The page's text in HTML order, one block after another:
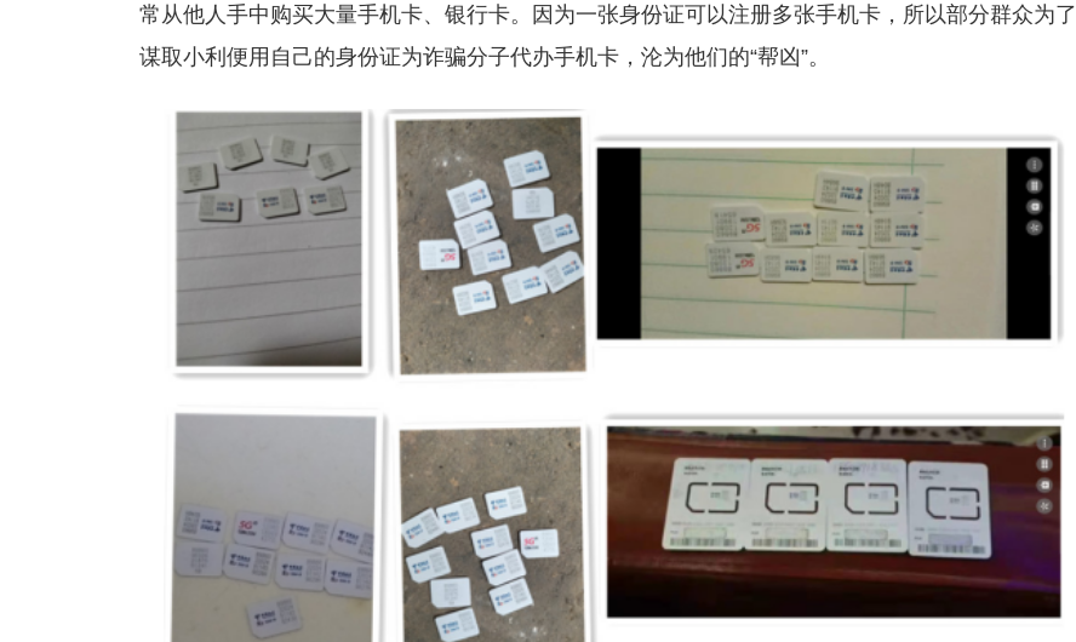
常从他人手中购买大量手机卡、银行卡。因为一张身份证可以注册多张手机卡，所以部分群众为了
谋取小利便用自己的身份证为诈骗分子代办手机卡，沦为他们的“帮凶”。